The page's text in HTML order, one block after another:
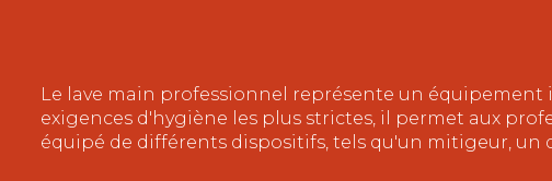
Le lave main professionnel représente un
exigences d'hygiène les plus strictes, il permet aux
équipé de différents dispositifs, tels qu'un mitigeur,